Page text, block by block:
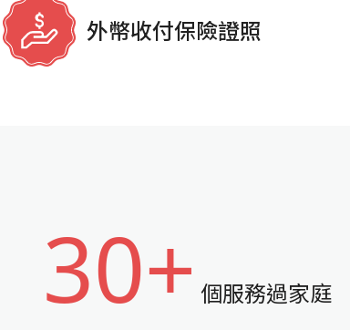
外幣收付保險證照
30+ 個服務過家庭